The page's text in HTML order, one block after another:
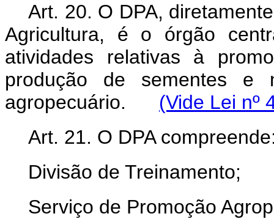
Art. 20. O DPA,
Agricultura, é o órgão
atividades relativas à
produção de sementes
agropecuário. (Vide Lei nº
Art. 21. O DPA
Divisão de Treinamento;
Serviço de Promoção